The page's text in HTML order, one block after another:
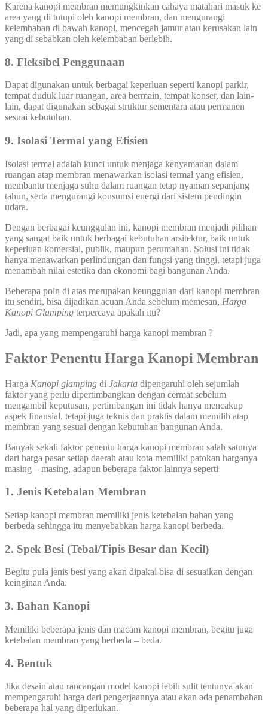
Karena kanopi membran memungkinkan cahaya matahari masuk ke
area yang di tutupi oleh kanopi membran, dan mengurangi
kelembaban di bawah kanopi, mencegah jamur atau kerusakan lain
yang di sebabkan oleh kelembaban berlebih.
8. Fleksibel Penggunaan
Dapat digunakan untuk berbagai keperluan seperti kanopi parkir,
tempat duduk luar ruangan, area bermain, tempat konser, dan lain-
lain, dapat digunakan sebagai struktur sementara atau permanen
sesuai kebutuhan.
9. Isolasi Termal yang Efisien
Isolasi termal adalah kunci untuk menjaga kenyamanan dalam
ruangan atap membran menawarkan isolasi termal yang efisien,
membantu menjaga suhu dalam ruangan tetap nyaman sepanjang
tahun, serta mengurangi konsumsi energi dari sistem pendingin
udara.
Dengan berbagai keunggulan ini, kanopi membran menjadi pilihan
yang sangat baik untuk berbagai kebutuhan arsitektur, baik untuk
keperluan komersial, publik, maupun perumahan. Solusi ini tidak
hanya menawarkan perlindungan dan fungsi yang tinggi, tetapi juga
menambah nilai estetika dan ekonomi bagi bangunan Anda.
Beberapa poin di atas merupakan keunggulan dari kanopi membran
itu sendiri, bisa dijadikan acuan Anda sebelum memesan, Harga
Kanopi Glamping terpercaya apakah itu?
Jadi, apa yang mempengaruhi harga kanopi membran ?
Faktor Penentu Harga Kanopi Membran
Harga Kanopi glamping di Jakarta dipengaruhi oleh sejumlah
faktor yang perlu dipertimbangkan dengan cermat sebelum
mengambil keputusan, pertimbangan ini tidak hanya mencakup
aspek finansial, tetapi juga teknis dan praktis dalam memilih atap
membran yang sesuai dengan kebutuhan bangunan Anda.
Banyak sekali faktor penentu harga kanopi membran salah satunya
dari harga pasar setiap daerah atau kota memiliki patokan harganya
masing – masing, adapun beberapa faktor lainnya seperti
1. Jenis Ketebalan Membran
Setiap kanopi membran memiliki jenis ketebalan bahan yang
berbeda sehingga itu menyebabkan harga kanopi berbeda.
2. Spek Besi (Tebal/Tipis Besar dan Kecil)
Begitu pula jenis besi yang akan dipakai bisa di sesuaikan dengan
keinginan Anda.
3. Bahan Kanopi
Memiliki beberapa jenis dan macam kanopi membran, begitu juga
ketebalan membran yang berbeda – beda.
4. Bentuk
Jika desain atau rancangan model kanopi lebih sulit tentunya akan
mempengaruhi harga dari pengerjaannya atau akan ada penambahan
beberapa hal yang diperlukan.